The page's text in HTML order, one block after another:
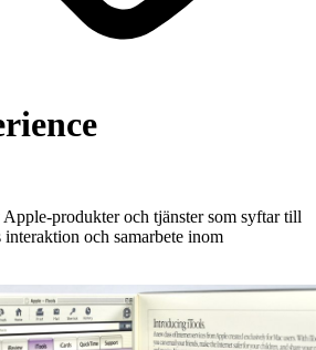
produkter och tjänster som syftar till
interaktion och samarbete inom